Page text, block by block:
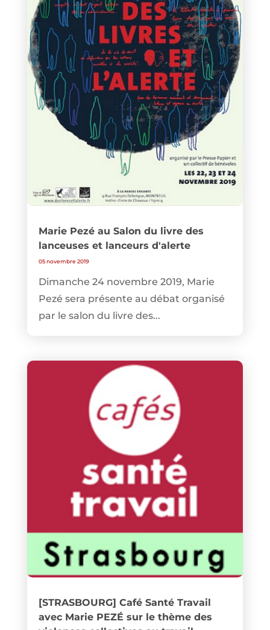
Marie Pezé au Salon du livre des
lanceuses et lanceurs d'alerte
05 novembre 2019
Dimanche 24 novembre 2019, Marie
Pezé sera présente au débat organisé
par le salon du livre des...
[STRASBOURG] Café Santé Travail
avec Marie PEZÉ sur le thème des